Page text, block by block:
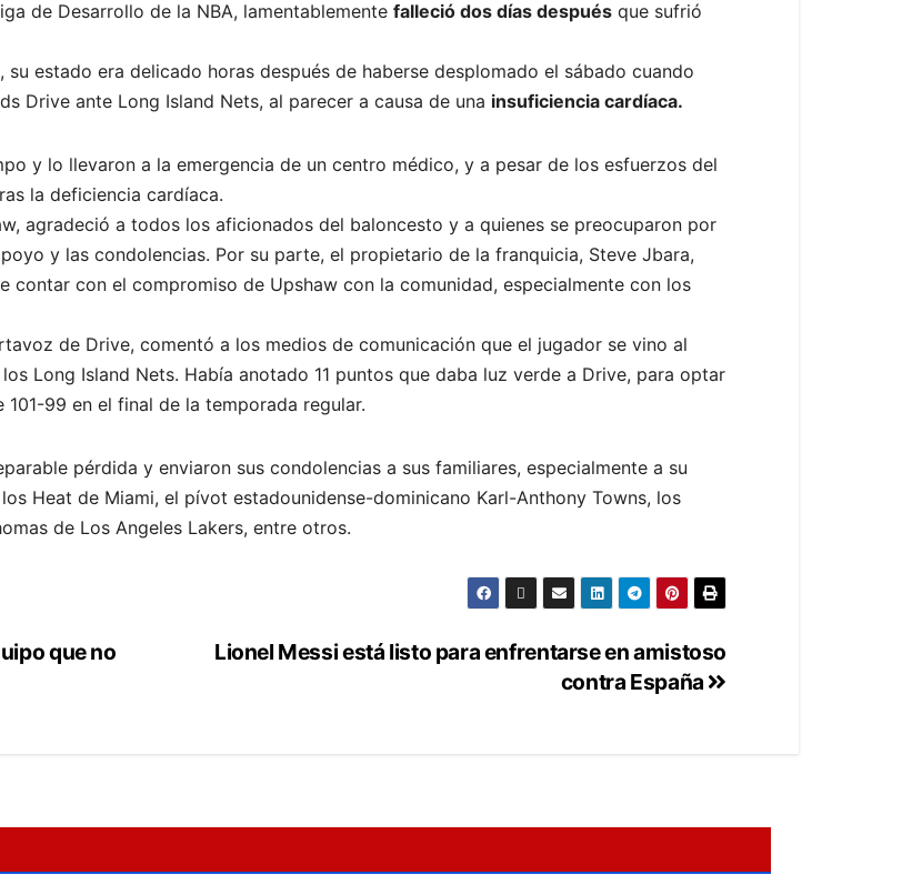
de Desarrollo de la NBA, lamentablemente falleció dos días después que sufrió
estado era delicado horas después de haberse desplomado el sábado cuando
Drive ante Long Island Nets, al parecer a causa de una insuficiencia cardíaca.
y lo llevaron a la emergencia de un centro médico, y a pesar de los esfuerzos del
la deficiencia cardíaca.
agradeció a todos los aficionados del baloncesto y a quienes se preocuparon por
y las condolencias. Por su parte, el propietario de la franquicia, Steve Jbara,
contar con el compromiso de Upshaw con la comunidad, especialmente con los
de Drive, comentó a los medios de comunicación que el jugador se vino al
Long Island Nets. Había anotado 11 puntos que daba luz verde a Drive, para optar
99 en el final de la temporada regular.
pérdida y enviaron sus condolencias a sus familiares, especialmente a su
Heat de Miami, el pívot estadounidense-dominicano Karl-Anthony Towns, los
de Los Angeles Lakers, entre otros.
Lionel Messi está listo para enfrentarse en amistoso
contra España
que no